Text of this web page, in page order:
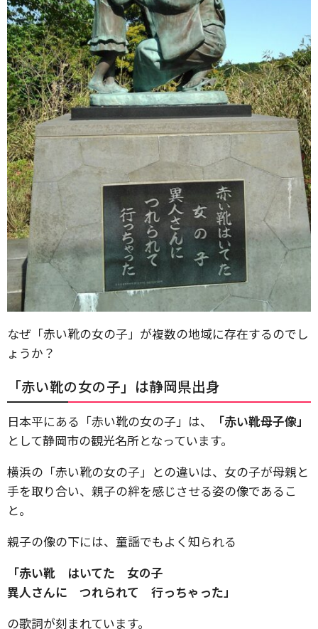
なぜ「赤い靴の女の子」が複数の地域に存在するのでし
ょうか？
「赤い靴の女の子」は静岡県出身
日本平にある「赤い靴の女の子」は、
「赤い靴母子像」
として静岡市の観光名所となっています。
横浜の「赤い靴の女の子」との違いは、女の子が母親と
手を取り合い、親子の絆を感じさせる姿の像であるこ
と。
親子の像の下には、童謡でもよく知られる
「赤い靴 はいてた 女の子
異人さんに つれられて 行っちゃった」
の歌詞が刻まれています。